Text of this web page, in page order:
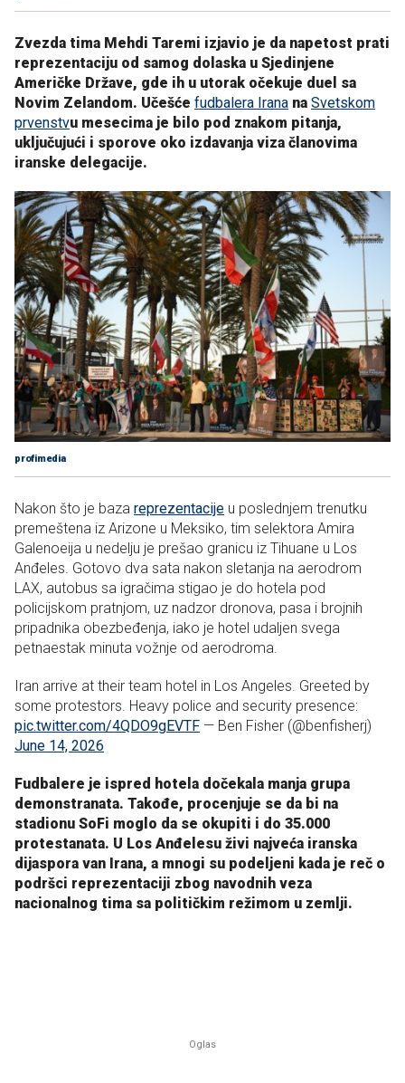
Zvezda tima Mehdi Taremi izjavio je da napetost prati
reprezentaciju od samog dolaska u Sjedinjene
Američke Države, gde ih u utorak očekuje duel sa
Novim Zelandom. Učešće fudbalera Irana na Svetskom
prvenstvu mesecima je bilo pod znakom pitanja,
uključujući i sporove oko izdavanja viza članovima
iranske delegacije.
profimedia
Nakon što je baza reprezentacije u poslednjem trenutku
premeštena iz Arizone u Meksiko, tim selektora Amira
Galenoeija u nedelju je prešao granicu iz Tihuane u Los
Anđeles. Gotovo dva sata nakon sletanja na aerodrom
LAX, autobus sa igračima stigao je do hotela pod
policijskom pratnjom, uz nadzor dronova, pasa i brojnih
pripadnika obezbeđenja, iako je hotel udaljen svega
petnaestak minuta vožnje od aerodroma.
Iran arrive at their team hotel in Los Angeles. Greeted by
some protestors. Heavy police and security presence:
pic.twitter.com/4QDO9gEVTF — Ben Fisher (@benfisherj)
June 14, 2026
Fudbalere je ispred hotela dočekala manja grupa
demonstranata. Takođe, procenjuje se da bi na
stadionu SoFi moglo da se okupiti i do 35.000
protestanata. U Los Anđelesu živi najveća iranska
dijaspora van Irana, a mnogi su podeljeni kada je reč o
podršci reprezentaciji zbog navodnih veza
nacionalnog tima sa političkim režimom u zemlji.